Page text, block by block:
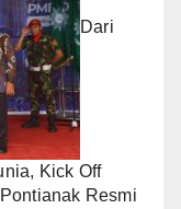
Dari
Kick Off
Resmi